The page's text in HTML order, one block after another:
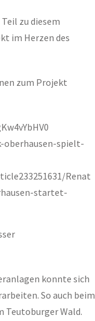
zu diesem
im Herzen des
zum Projekt
oberhausen-spielt-
Renat
startet-
konnte sich
So auch beim
Teutoburger Wald.